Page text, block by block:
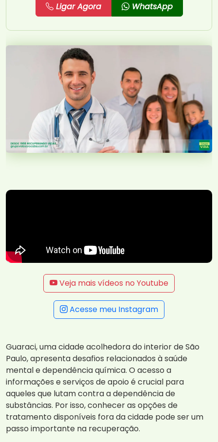
Ligar Agora WhatsApp
Veja mais vídeos no Youtube
Acesse meu Instagram
Guaraci, uma cidade acolhedora do interior de São
Paulo, apresenta desafios relacionados à saúde
mental e dependência química. O acesso a
informações e serviços de apoio é crucial para
aqueles que lutam contra a dependência de
substâncias. Por isso, conhecer as opções de
tratamento disponíveis fora da cidade pode ser um
passo importante na recuperação.